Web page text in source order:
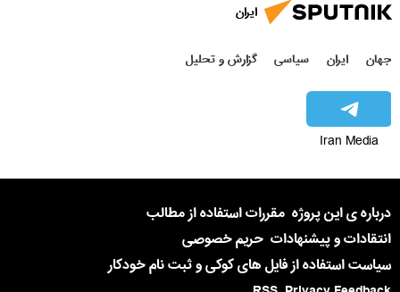
ایران
جهان ایران سیاسی گزارش و تحلیل
Iran Media
درباره ی این پروژه مقررات استفاده از مطالب
انتقادات و پیشنهادات حریم خصوصی
سیاست استفاده از فایل های کوکی و ثبت نام خودکار